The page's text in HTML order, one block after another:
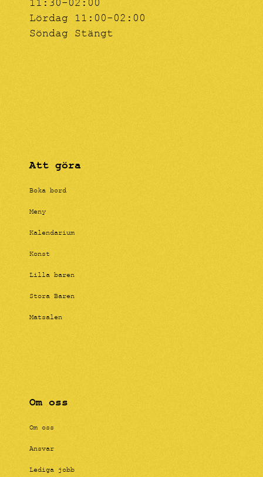
11:30-02:00
Lördag 11:00-02:00
Söndag Stängt
Att göra
Boka bord
Meny
Kalendarium
Konst
Lilla baren
Stora Baren
Matsalen
Om oss
Om oss
Ansvar
Lediga jobb